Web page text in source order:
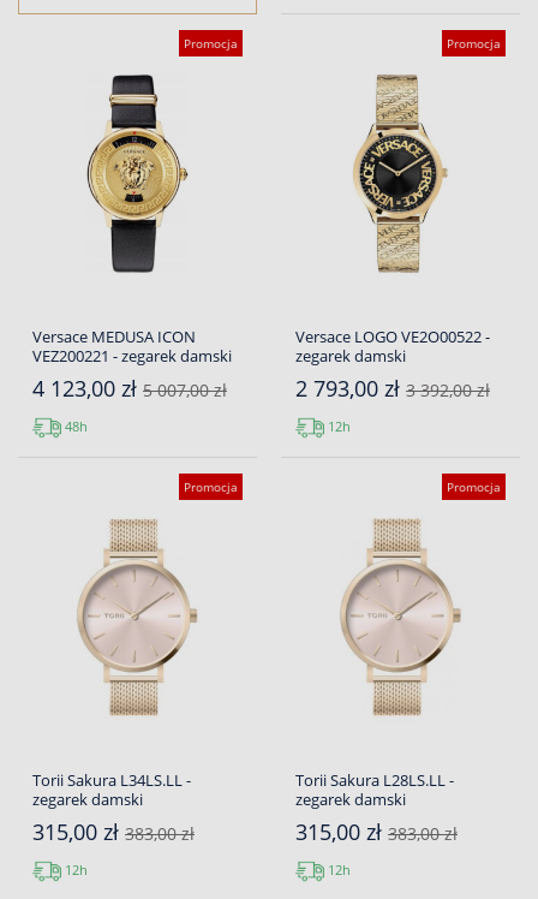
Promocja
Versace MEDUSA ICON
VEZ200221 - zegarek damski
4 123,00 zł 5 007,00 zł
48h
Promocja
Versace LOGO VE2O00522 -
zegarek damski
2 793,00 zł 3 392,00 zł
12h
Promocja
Torii Sakura L34LS.LL -
zegarek damski
315,00 zł 383,00 zł
12h
Promocja
Torii Sakura L28LS.LL -
zegarek damski
315,00 zł 383,00 zł
12h